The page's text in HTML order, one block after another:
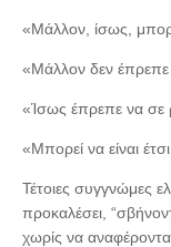
«Μάλλον, ίσως,
«Μάλλον δεν
«Ίσως έπρεπε να
«Μπορεί να είναι
Τέτοιες συγγνώμες
προκαλέσει,
χωρίς να